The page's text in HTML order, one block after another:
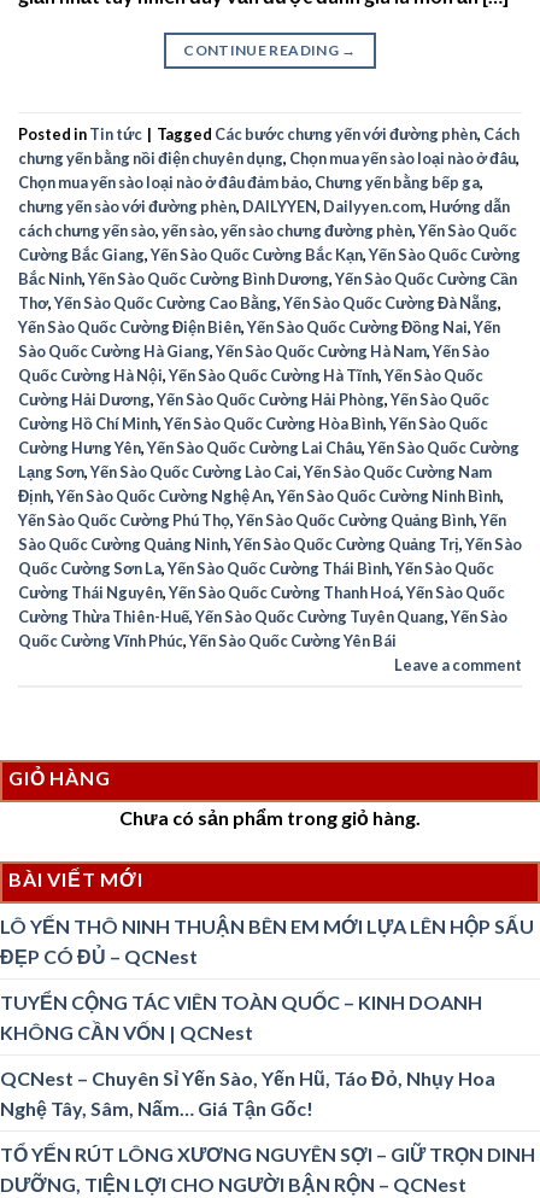
CONTINUE READING →
Posted inTin tức | Tagged Các bước chưng yến với đường phèn, Cách
chưng yến bằng nồi điện chuyên dụng, Chọn mua yến sào loại nào ở đâu,
Chọn mua yến sào loại nào ở đâu đảm bảo, Chưng yến bằng bếp ga,
chưng yến sào với đường phèn, DAILYYEN, Dailyyen.com, Hướng dẫn
cách chưng yến sào,yến sào,yến sào chưng đường phèn,Yến Sào Quốc
Cường Bắc Giang,Yến Sào Quốc Cường Bắc Kạn,Yến Sào Quốc Cường
Bắc Ninh,Yến Sào Quốc Cường Bình Dương,Yến Sào Quốc Cường Cần
Thơ,Yến Sào Quốc Cường Cao Bằng,Yến Sào Quốc Cường Đà Nẵng,
Yến Sào Quốc Cường Điện Biên,Yến Sào Quốc Cường Đồng Nai,Yến
Sào Quốc Cường Hà Giang,Yến Sào Quốc Cường Hà Nam,Yến Sào
Quốc Cường Hà Nội,Yến Sào Quốc Cường Hà Tĩnh,Yến Sào Quốc
Cường Hải Dương,Yến Sào Quốc Cường Hải Phòng,Yến Sào Quốc
Cường Hồ Chí Minh,Yến Sào Quốc Cường Hòa Bình,Yến Sào Quốc
Cường Hưng Yên,Yến Sào Quốc Cường Lai Châu,Yến Sào Quốc Cường
Lạng Sơn,Yến Sào Quốc Cường Lào Cai,Yến Sào Quốc Cường Nam
Định,Yến Sào Quốc Cường Nghệ An,Yến Sào Quốc Cường Ninh Bình,
Yến Sào Quốc Cường Phú Thọ,Yến Sào Quốc Cường Quảng Bình,Yến
Sào Quốc Cường Quảng Ninh,Yến Sào Quốc Cường Quảng Trị,Yến Sào
Quốc Cường Sơn La,Yến Sào Quốc Cường Thái Bình,Yến Sào Quốc
Cường Thái Nguyên,Yến Sào Quốc Cường Thanh Hoá,Yến Sào Quốc
Cường Thừa Thiên-Huế,Yến Sào Quốc Cường Tuyên Quang,Yến Sào
Quốc Cường Vĩnh Phúc,Yến Sào Quốc Cường Yên Bái
Leave a comment
GIỎ HÀNG
Chưa có sản phẩm trong giỏ hàng.
BÀI VIẾT MỚI
LÔ YẾN THÔ NINH THUẬN BÊN EM MỚI LỰA LÊN HỘP SẤU
ĐẸP CÓ ĐỦ – QCNest
TUYỂN CỘNG TÁC VIÊN TOÀN QUỐC – KINH DOANH
KHÔNG CẦN VỐN | QCNest
QCNest – Chuyên Sỉ Yến Sào, Yến Hũ, Táo Đỏ, Nhụy Hoa
Nghệ Tây, Sâm, Nấm… Giá Tận Gốc!
TỔ YẾN RÚT LÔNG XƯƠNG NGUYÊN SỢI – GIỮ TRỌN DINH
DƯỠNG, TIỆN LỢI CHO NGƯỜI BẬN RỘN – QCNest